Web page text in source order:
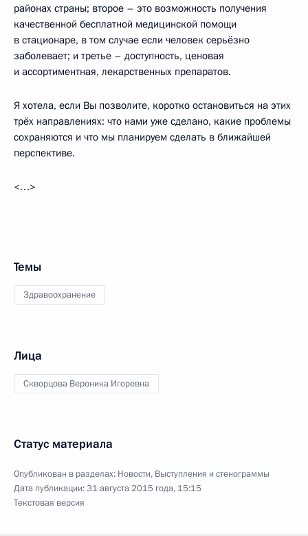
районах страны; второе – это возможность получения
качественной бесплатной медицинской помощи
в стационаре, в том случае если человек серьёзно
заболевает; и третье – доступность, ценовая
и ассортиментная, лекарственных препаратов.
Я хотела, если Вы позволите, коротко остановиться на этих
трёх направлениях: что нами уже сделано, какие проблемы
сохраняются и что мы планируем сделать в ближайшей
перспективе.
<…>
Темы
Здравоохранение
Лица
Скворцова Вероника Игоревна
Статус материала
Опубликован в разделах: Новости, Выступления и стенограммы
Дата публикации:31 августа 2015 года, 15:15
Текстовая версия